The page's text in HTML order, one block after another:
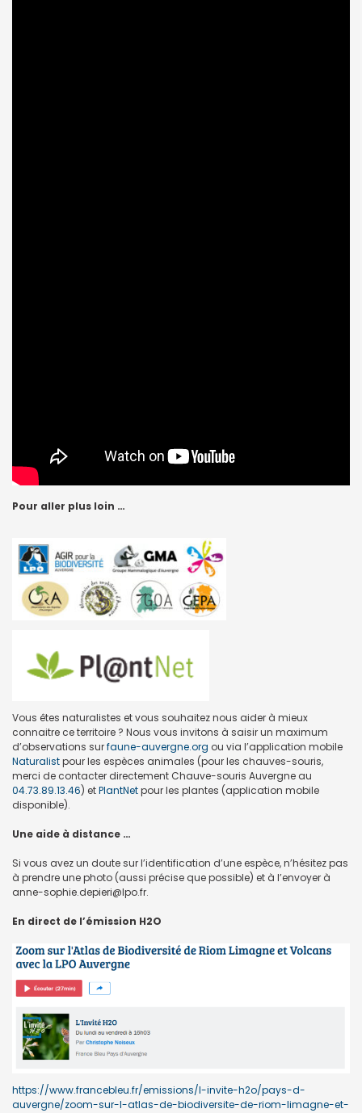
Pour aller plus loin …
Vous êtes naturalistes et vous souhaitez nous aider à mieux
connaitre ce territoire ? Nous vous invitons à saisir un maximum
d’observations surfaune-auvergne.org ou via l’application mobile
Naturalistpour les espèces animales (pour les chauves-souris,
merci de contacter directement Chauve-souris Auvergne au
04.73.89.13.46) etPlantNetpour les plantes (application mobile
disponible).
Une aide à distance …
Si vous avez un doute sur l’identification d’une espèce, n’hésitez pas
à prendre une photo (aussi précise que possible) et à l’envoyer à
anne-sophie.depieri@lpo.fr.
En direct de l’émission H2O
https://www.francebleu.fr/emissions/l-invite-h2o/pays-d-
auvergne/zoom-sur-l-atlas-de-biodiversite-de-riom-limagne-et-